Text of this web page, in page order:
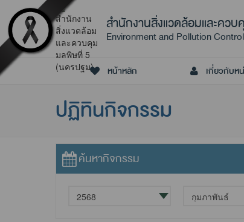
สำนักงานสิ่งแวดล้อมและคว
Environment and Pollution
หน้าหลัก เกี่ยวกับห
ปฏิทินกิจกรรม
ค้นหากิจกรรม